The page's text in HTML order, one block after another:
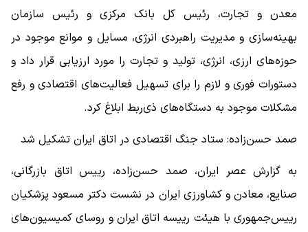
معدن و تجارت، رئیس کل بانک مرکزی و رئیس سازمان
بهینه‌سازی و مدیریت راهبردی انرژی، مسایل و موانع موجود در
حوزه‌های ارزی، انرژی، تولید و تجارت را مورد ارزیابی قرار داد و
دستورات فوری و لازم را برای تسهیل فعالیت‌های اقتصادی و رفع
مشکلات موجود به دستگاه‌های ذی‌ربط ابلاغ کرد.
صمد حسن‌زاده: ستاد جنگ اقتصادی در اتاق ایران تشکیل شد
به گزارش عصر ایران، صمد حسن‌زاده، رییس اتاق بازرگانی،
صنایع، معادن و کشاورزی ایران در نشست دکتر مسعود پزشکیان
رییس‌جمهوری با هیئت رییسه اتاق ایران و روسای کمیسیون‌های